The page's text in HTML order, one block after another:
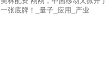
一张底牌！_量子_应用_产业